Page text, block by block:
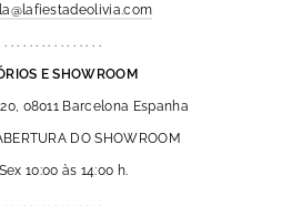
E SHOWROOM
08011 Barcelona Espanha
DO SHOWROOM
10:00 às 14:00 h.